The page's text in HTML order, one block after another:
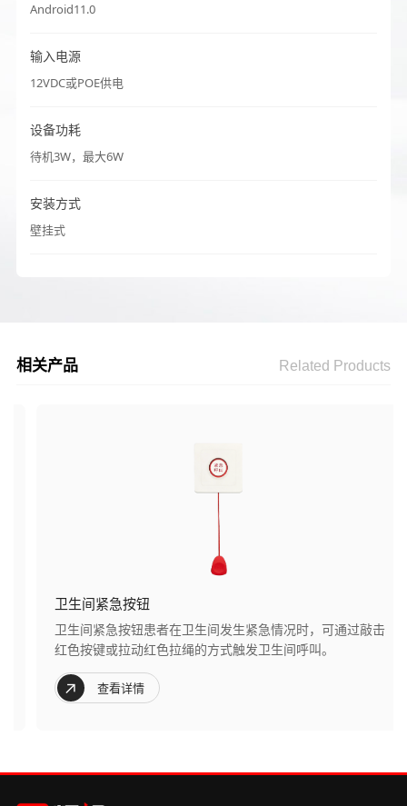
Android11.0
输入电源
12VDC或POE供电
设备功耗
待机3W，最大6W
安装方式
壁挂式
相关产品 Related Products
卫生间紧急按钮
卫生间紧急按钮患者在卫生间发生紧急情况时，可通过敲击
红色按键或拉动红色拉绳的方式触发卫生间呼叫。
查看详情